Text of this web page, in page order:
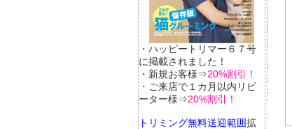
・ハッピートリマー６７号
に掲載されました！
・新規お客様⇒20%割引！
・ご来店で１カ月以内リピ
ーター様⇒20%割引！
トリミング無料送迎範囲拡